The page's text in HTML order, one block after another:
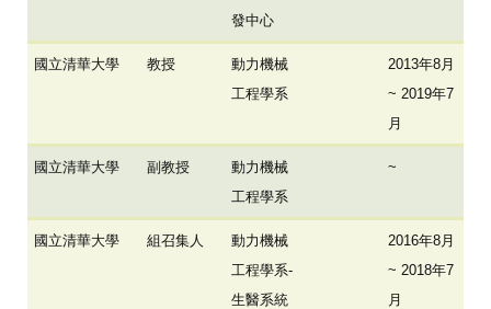
發中心
國立清華大學 教授
動力機械
工程學系
2013年8月
~ 2019年7
月
國立清華大學 副教授
動力機械
工程學系
~
國立清華大學 組召集人
動力機械
工程學系-
生醫系統
2016年8月
~ 2018年7
月